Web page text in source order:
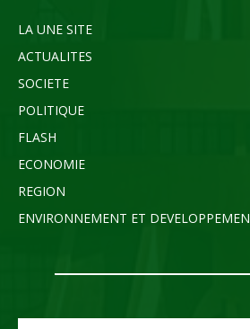
LA UNE SITE
ACTUALITES
SOCIETE
POLITIQUE
FLASH
ECONOMIE
REGION
ENVIRONNEMENT ET